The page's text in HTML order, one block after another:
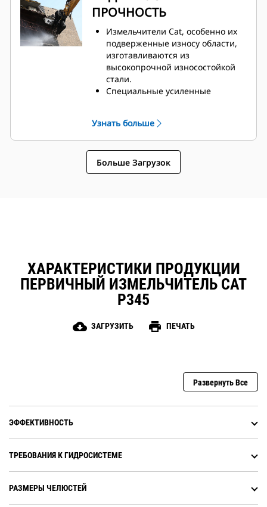
Гидравлические компоненты
расположены внутри корпуса и
защищены от повреждений, что
сокращает время простоя на
рабочей площадке.
ПРОЧНОСТЬ
Измельчители Cat, особенно их
подверженные износу области,
изготавливаются из
высокопрочной износостойкой
стали.
Специальные усиленные
увеличивают долговечность и
срок службы измельчителя.
С-образная защита цилиндра
обеспечивает дополнительную
защиту во время работ по сносу
Узнать больше
Больше Загрузок
ХАРАКТЕРИСТИКИ ПРОДУКЦИИ
ПЕРВИЧНЫЙ ИЗМЕЛЬЧИТЕЛЬ CAT
P345
cloud_download ЗАГРУЗИТЬ print ПЕЧАТЬ
Развернуть Все
ЭФФЕКТИВНОСТЬ
ТРЕБОВАНИЯ К ГИДРОСИСТЕМЕ
РАЗМЕРЫ ЧЕЛЮСТЕЙ